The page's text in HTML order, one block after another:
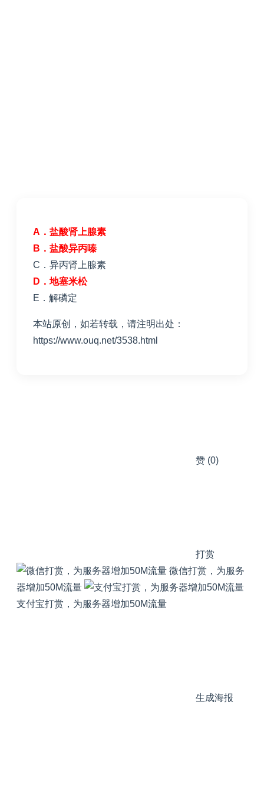
A．盐酸肾上腺素
B ．盐酸异丙嗪
C．异丙肾上腺素
D ．地塞米松
E ．解磷定
本站原创，如若转载，请注明出处：
https://www.ouq.net/3538.html
赞 (0)
打赏
微信打赏，为服务
器增加50M流量
支付宝打赏，为服务器增加50M流量
生成海报